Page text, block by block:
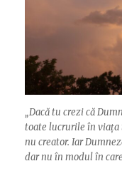
„Dacă tu crezi că
toate lucrurile în viața
nu creator. Iar
dar nu în modul în